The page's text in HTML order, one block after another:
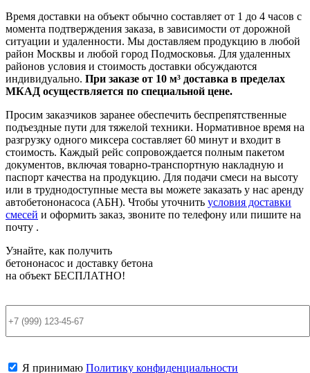
Время доставки на объект обычно составляет от 1 до 4 часов с
момента подтверждения заказа, в зависимости от дорожной
ситуации и удаленности. Мы доставляем продукцию в любой
район Москвы и любой город Подмосковья. Для удаленных
районов условия и стоимость доставки обсуждаются
индивидуально. При заказе от 10 м³ доставка в пределах
МКАД осуществляется по специальной цене.
Просим заказчиков заранее обеспечить беспрепятственные
подъездные пути для тяжелой техники. Нормативное время на
разгрузку одного миксера составляет 60 минут и входит в
стоимость. Каждый рейс сопровождается полным пакетом
документов, включая товарно-транспортную накладную и
паспорт качества на продукцию. Для подачи смеси на высоту
или в труднодоступные места вы можете заказать у нас аренду
автобетононасоса (АБН). Чтобы уточнить условия доставки
смесей и оформить заказ, звоните по телефону или пишите на
почту .
Узнайте, как получить
бетононасос и доставку бетона
на объект БЕСПЛАТНО!
Я принимаю Политику конфиденциальности